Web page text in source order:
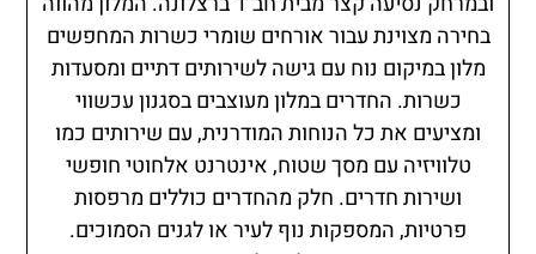
בחירה מצוינת עבור אורחים שומרי כשרות המחפשים
מלון במיקום נוח עם גישה לשירותים דתיים ומסעדות
כשרות. החדרים במלון מעוצבים בסגנון עכשווי
ומציעים את כל הנוחות המודרנית, עם שירותים כמו
טלוויזיה עם מסך שטוח, אינטרנט אלחוטי חופשי
ושירות חדרים. חלק מהחדרים כוללים מרפסות
פרטיות, המספקות נוף לעיר או לגנים הסמוכים.